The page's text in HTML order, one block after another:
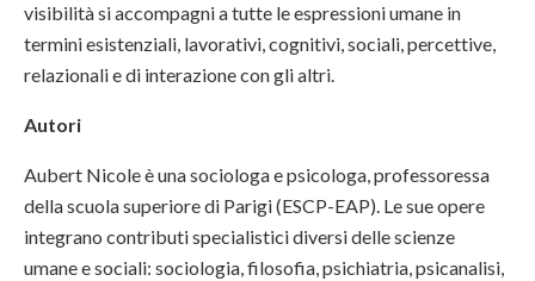
visibilità si accompagni a tutte le espressioni umane in
termini esistenziali, lavorativi, cognitivi, sociali, percettive,
relazionali e di interazione con gli altri.
Autori
Aubert Nicole è una sociologa e psicologa, professoressa
della scuola superiore di Parigi (ESCP-EAP). Le sue opere
integrano contributi specialistici diversi delle scienze
umane e sociali: sociologia, filosofia, psichiatria, psicanalisi,